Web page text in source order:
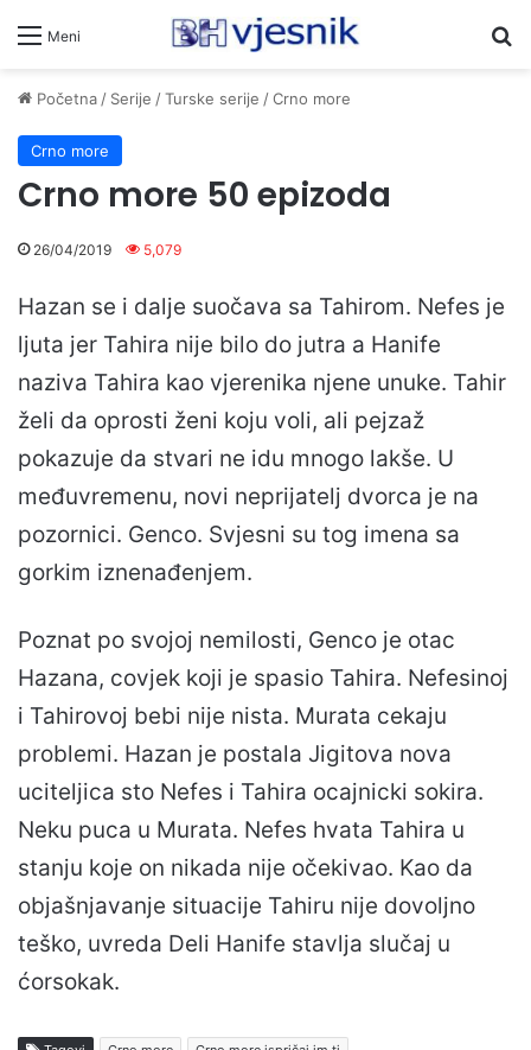
Meni
Početna/ Serije /Turske serije /Crno more
Crno more
Crno more 50 epizoda
26/04/2019 5,079
Hazan se i dalje suočava sa Tahirom. Nefes je
ljuta jer Tahira nije bilo do jutra a Hanife
naziva Tahira kao vjerenika njene unuke. Tahir
želi da oprosti ženi koju voli, ali pejzaž
pokazuje da stvari ne idu mnogo lakše. U
međuvremenu, novi neprijatelj dvorca je na
pozornici. Genco. Svjesni su tog imena sa
gorkim iznenađenjem.
Poznat po svojoj nemilosti, Genco je otac
Hazana, covjek koji je spasio Tahira. Nefesinoj
i Tahirovoj bebi nije nista. Murata cekaju
problemi. Hazan je postala Jigitova nova
uciteljica sto Nefes i Tahira ocajnicki sokira.
Neku puca u Murata. Nefes hvata Tahira u
stanju koje on nikada nije očekivao. Kao da
objašnjavanje situacije Tahiru nije dovoljno
teško, uvreda Deli Hanife stavlja slučaj u
ćorsokak.